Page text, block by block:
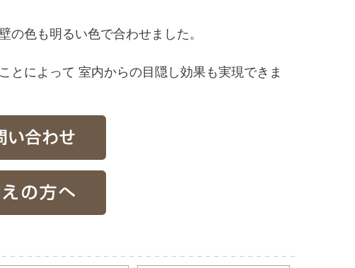
色も明るい色で合わせました。
とによって 室内からの目隠し効果も実現できま